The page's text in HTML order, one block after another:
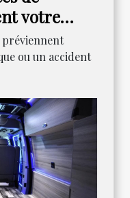
votre
?
préviennent
ou un accident